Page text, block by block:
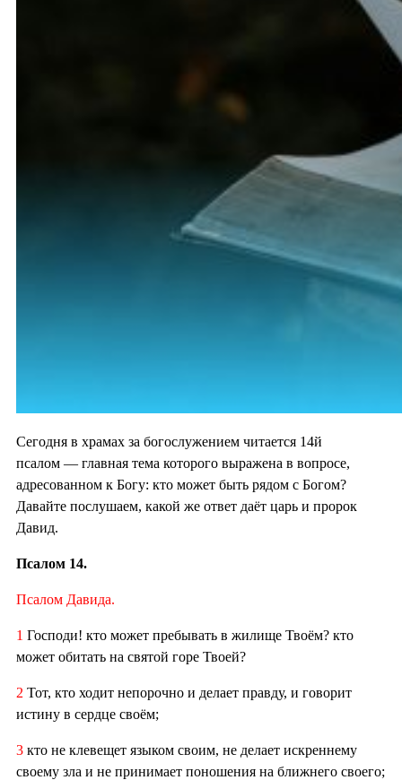
Сегодня в храмах за богослужением читается 14й
псалом — главная тема которого выражена в вопросе,
адресованном к Богу: кто может быть рядом с Богом?
Давайте послушаем, какой же ответ даёт царь и пророк
Давид.
Псалом 14.
Псалом Давида.
1 Господи! кто может пребывать в жилище Твоём? кто
может обитать на святой горе Твоей?
2 Тот, кто ходит непорочно и делает правду, и говорит
истину в сердце своём;
3 кто не клевещет языком своим, не делает искреннему
своему зла и не принимает поношения на ближнего своего;